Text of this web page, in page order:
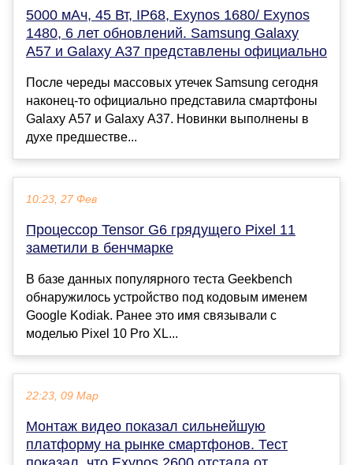
5000 мАч, 45 Вт, IP68, Exynos 1680/ Exynos
1480, 6 лет обновлений. Samsung Galaxy
A57 и Galaxy A37 представлены официально
После череды массовых утечек Samsung сегодня
наконец-то официально представила смартфоны
Galaxy A57 и Galaxy A37. Новинки выполнены в
духе предшестве...
10:23, 27 Фев
Процессор Tensor G6 грядущего Pixel 11
заметили в бенчмарке
В базе данных популярного теста Geekbench
обнаружилось устройство под кодовым именем
Google Kodiak. Ранее это имя связывали с
моделью Pixel 10 Pro XL...
22:23, 09 Мар
Монтаж видео показал сильнейшую
платформу на рынке смартфонов. Тест